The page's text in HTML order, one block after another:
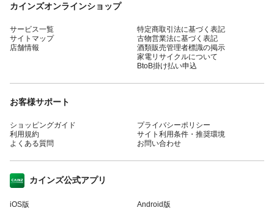
カインズオンラインショップ
サービス一覧
サイトマップ
店舗情報
特定商取引法に基づく表記
古物営業法に基づく表記
酒類販売管理者標識の掲示
家電リサイクルについて
BtoB掛け払い申込
お客様サポート
ショッピングガイド
利用規約
よくある質問
プライバシーポリシー
サイト利用条件・推奨環境
お問い合わせ
カインズ公式アプリ
iOS版 Android版